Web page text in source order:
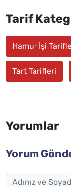
Tarif
Hamur İşi
Tart Tarifleri
Yorumlar
Yorum